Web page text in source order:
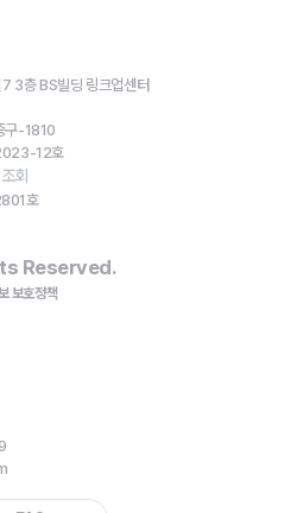
3층 BS빌딩 링크업센터
구-1810
12호
회
호
Reserved.
보호정책